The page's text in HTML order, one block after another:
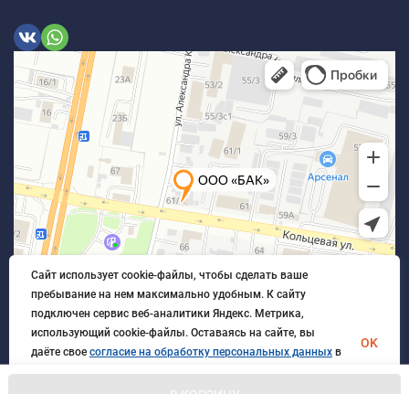
Сайт использует cookie-файлы, чтобы сделать ваше
пребывание на нем максимально удобным. К cайту
подключен сервис веб-аналитики Яндекс. Метрика,
использующий cookie-файлы. Оставаясь на сайте, вы
даёте свое согласие на обработку персональных данных в
порядке, указанном вПолитике обработки персональных
OK